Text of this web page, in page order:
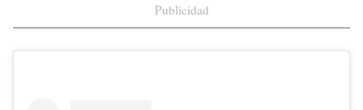
Publicidad